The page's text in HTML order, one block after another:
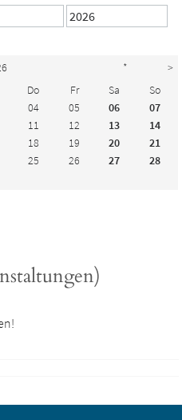
*
>
Do Fr Sa
So
04 05 06
07
11 12 13
14
18 19 20
21
25 26 27
28